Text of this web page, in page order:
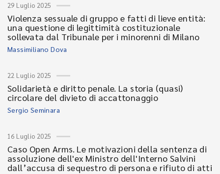
29 Luglio 2025
Violenza sessuale di gruppo e fatti di lieve entità:
una questione di legittimità costituzionale
sollevata dal Tribunale per i minorenni di Milano
Massimiliano Dova
22 Luglio 2025
Solidarietà e diritto penale. La storia (quasi)
circolare del divieto di accattonaggio
Sergio Seminara
16 Luglio 2025
Caso Open Arms. Le motivazioni della sentenza di
assoluzione dell'ex Ministro dell'Interno Salvini
dall’accusa di sequestro di persona e rifiuto di atti